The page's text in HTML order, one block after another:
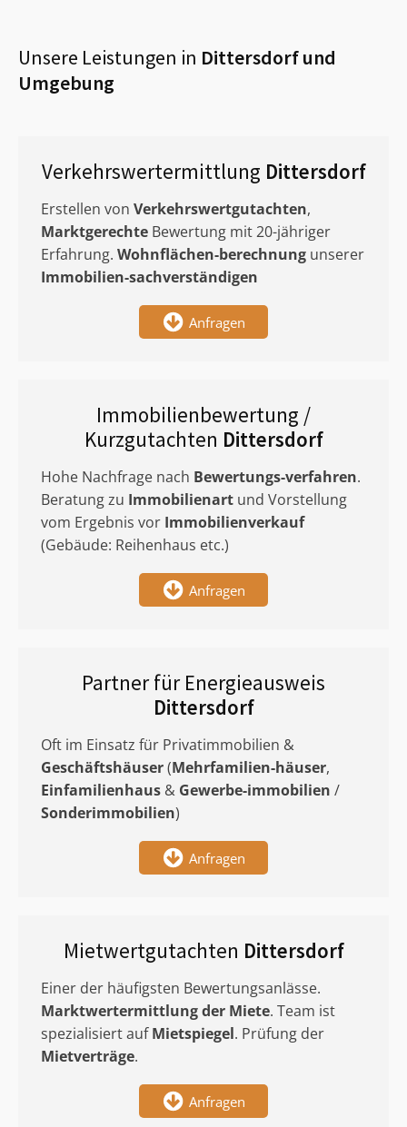
Unsere Leistungen in Dittersdorfund
Umgebung
Verkehrswertermittlung Dittersdorf
Erstellen von Verkehrswertgutachten,
Marktgerechte Bewertung mit 20-jähriger
Erfahrung. Wohnflächen-berechnung unserer
Immobilien-sachverständigen
Anfragen
Immobilienbewertung /
Kurzgutachten Dittersdorf
Hohe Nachfrage nach Bewertungs-verfahren.
Beratung zu Immobilienart und Vorstellung
vom Ergebnis vor Immobilienverkauf
(Gebäude: Reihenhaus etc.)
Anfragen
Partner für Energieausweis
Dittersdorf
Oft im Einsatz für Privatimmobilien &
Geschäftshäuser(Mehrfamilien-häuser,
Einfamilienhaus & Gewerbe-immobilien /
Sonderimmobilien)
Anfragen
Mietwertgutachten Dittersdorf
Einer der häufigsten Bewertungsanlässe.
Marktwertermittlungder Miete. Team ist
spezialisiert aufMietspiegel. Prüfung der
Mietverträge.
Anfragen